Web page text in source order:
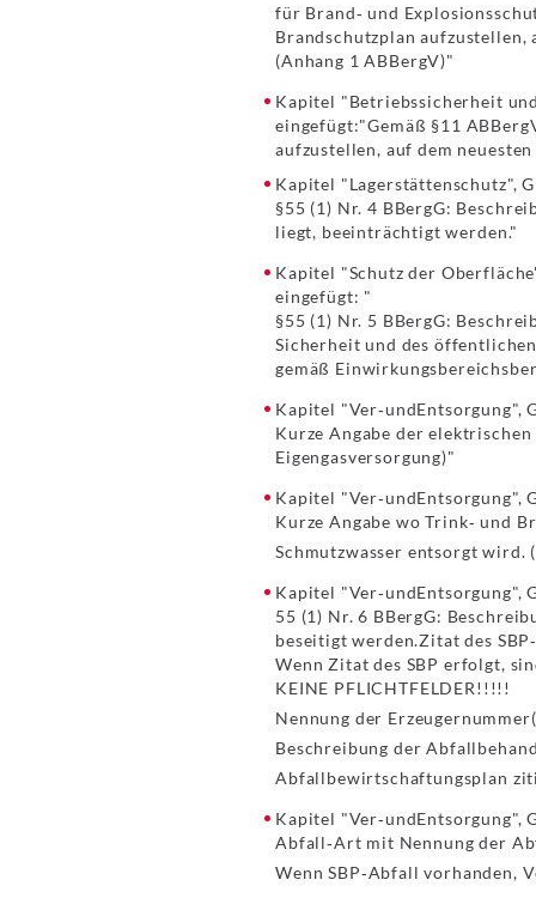
für Brand‐ und
Brandschutzplan aufzustellen,
(Anhang 1 ABBergV)"
Kapitel "Betriebssicherheit
eingefügt:"Gemäß §11
aufzustellen, auf dem
Kapitel "Lagerstättenschutz",
§55 (1) Nr. 4 BBergG:
liegt, beeinträchtigt werden."
Kapitel "Schutz der
eingefügt: "
§55 (1) Nr. 5 BBergG:
Sicherheit und des
gemäß
Kapitel "Ver‐undEntsorgung",
Kurze Angabe der
Eigengasversorgung)"
Kapitel "Ver‐undEntsorgung",
Kurze Angabe wo Trink‐ und
Schmutzwasser entsorgt wird.
Kapitel "Ver‐undEntsorgung",
55 (1) Nr. 6 BBergG:
beseitigt werden.Zitat des
Wenn Zitat des SBP erfolgt,
KEINE PFLICHTFELDER!!!!!
Nennung der
Beschreibung der
Abfallbewirtschaftungsplan
Kapitel "Ver‐undEntsorgung",
Abfall‐Art mit Nennung der
Wenn SBP‐Abfall vorhanden,